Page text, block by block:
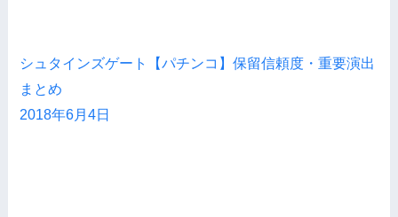
シュタインズゲート【パチンコ】保留信頼度・重要演出
まとめ
2018年6月4日